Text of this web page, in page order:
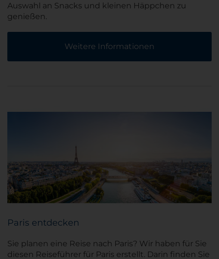
Auswahl an Snacks und kleinen Häppchen zu
genießen.
Weitere Informationen
Paris entdecken
Sie planen eine Reise nach Paris? Wir haben für Sie
diesen Reiseführer für Paris erstellt. Darin finden Sie